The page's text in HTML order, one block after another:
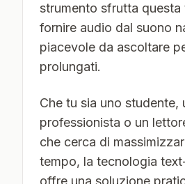
strumento sfrutta
fornire audio dal suono
piacevole da ascoltare
prolungati.
Che tu sia uno studente,
professionista o un
che cerca di
tempo, la tecnologia
offre una soluzione